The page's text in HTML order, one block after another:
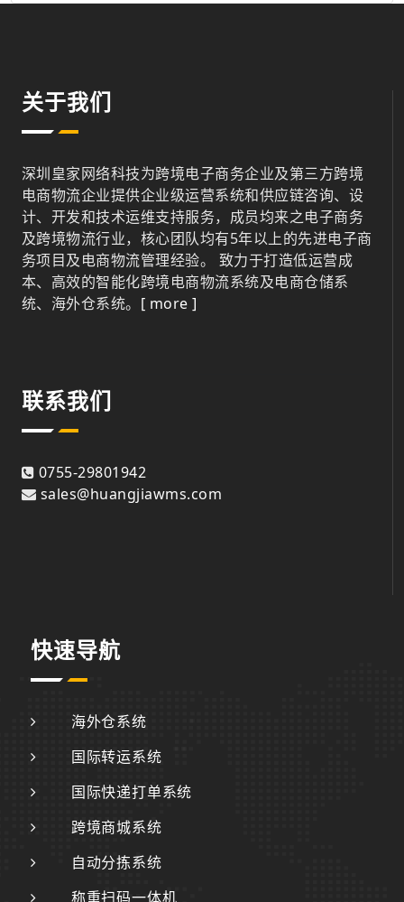
关于我们
深圳皇家网络科技为跨境电子商务企业及第三方跨境
电商物流企业提供企业级运营系统和供应链咨询、设
计、开发和技术运维支持服务，成员均来之电子商务
及跨境物流行业，核心团队均有5年以上的先进电子商
务项目及电商物流管理经验。 致力于打造低运营成
本、高效的智能化跨境电商物流系统及电商仓储系
统、海外仓系统。 [ more ]
联系我们
0755-29801942
sales@huangjiawms.com
快速导航
海外仓系统
国际转运系统
国际快递打单系统
跨境商城系统
自动分拣系统
称重扫码一体机